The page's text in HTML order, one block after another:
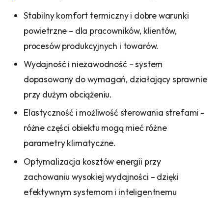
Stabilny komfort termiczny i dobre warunki
powietrzne – dla pracowników, klientów,
procesów produkcyjnych i towarów.
Wydajność i niezawodność – system
dopasowany do wymagań, działający sprawnie
przy dużym obciążeniu.
Elastyczność i możliwość sterowania strefami –
różne części obiektu mogą mieć różne
parametry klimatyczne.
Optymalizacja kosztów energii przy
zachowaniu wysokiej wydajności – dzięki
efektywnym systemom i inteligentnemu